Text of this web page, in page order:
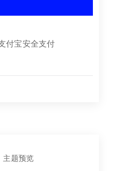
付宝安全支付
主题预览